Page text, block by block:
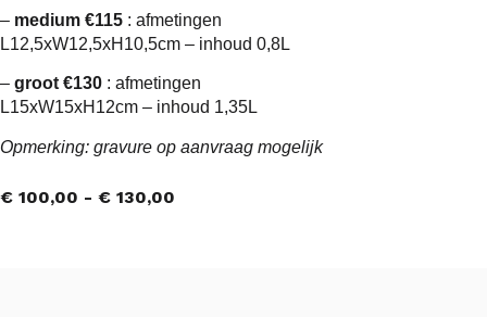
– medium €115 : afmetingen
L12,5xW12,5xH10,5cm – inhoud 0,8L
– groot €130 : afmetingen
L15xW15xH12cm – inhoud 1,35L
Opmerking: gravure op aanvraag mogelijk
€ 100,00 - € 130,00